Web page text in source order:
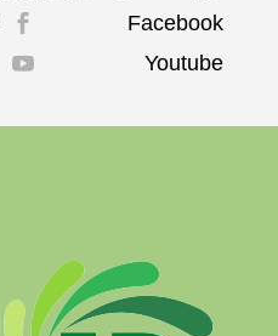
 Facebook
 Youtube